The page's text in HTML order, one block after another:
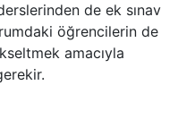
de ek sınav
öğrencilerin de
amacıyla